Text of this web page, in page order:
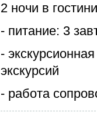
2 ночи в
- питание: 3
-
экскурсий
- работа